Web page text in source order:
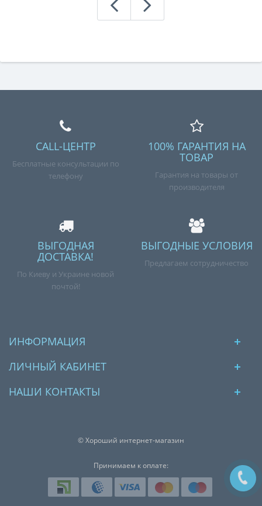
CALL-ЦЕНТР
Бесплатные консультации по
телефону
100% ГАРАНТИЯ НА
ТОВАР
Гарантия на товары от
производителя
ВЫГОДНАЯ
ДОСТАВКА!
По Киеву и Украине новой
почтой!
ВЫГОДНЫЕ УСЛОВИЯ
Предлагаем сотрудничество
ИНФОРМАЦИЯ
ЛИЧНЫЙ КАБИНЕТ
НАШИ КОНТАКТЫ
© Хороший интернет-магазин
Принимаем к оплате: